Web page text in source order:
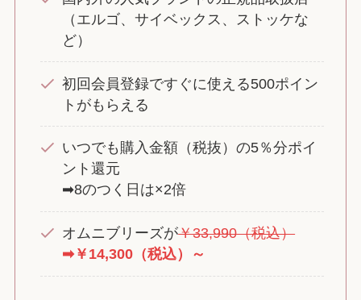
（エルゴ、サイベックス、ストッケな
ど）
初回会員登録ですぐに使える500ポイン
トがもらえる
いつでも購入金額（税抜）の5％分ポイ
ント還元
➡8のつく日は×2倍
オムニブリーズが￥33,990（税込）
➡￥14,300（税込）～